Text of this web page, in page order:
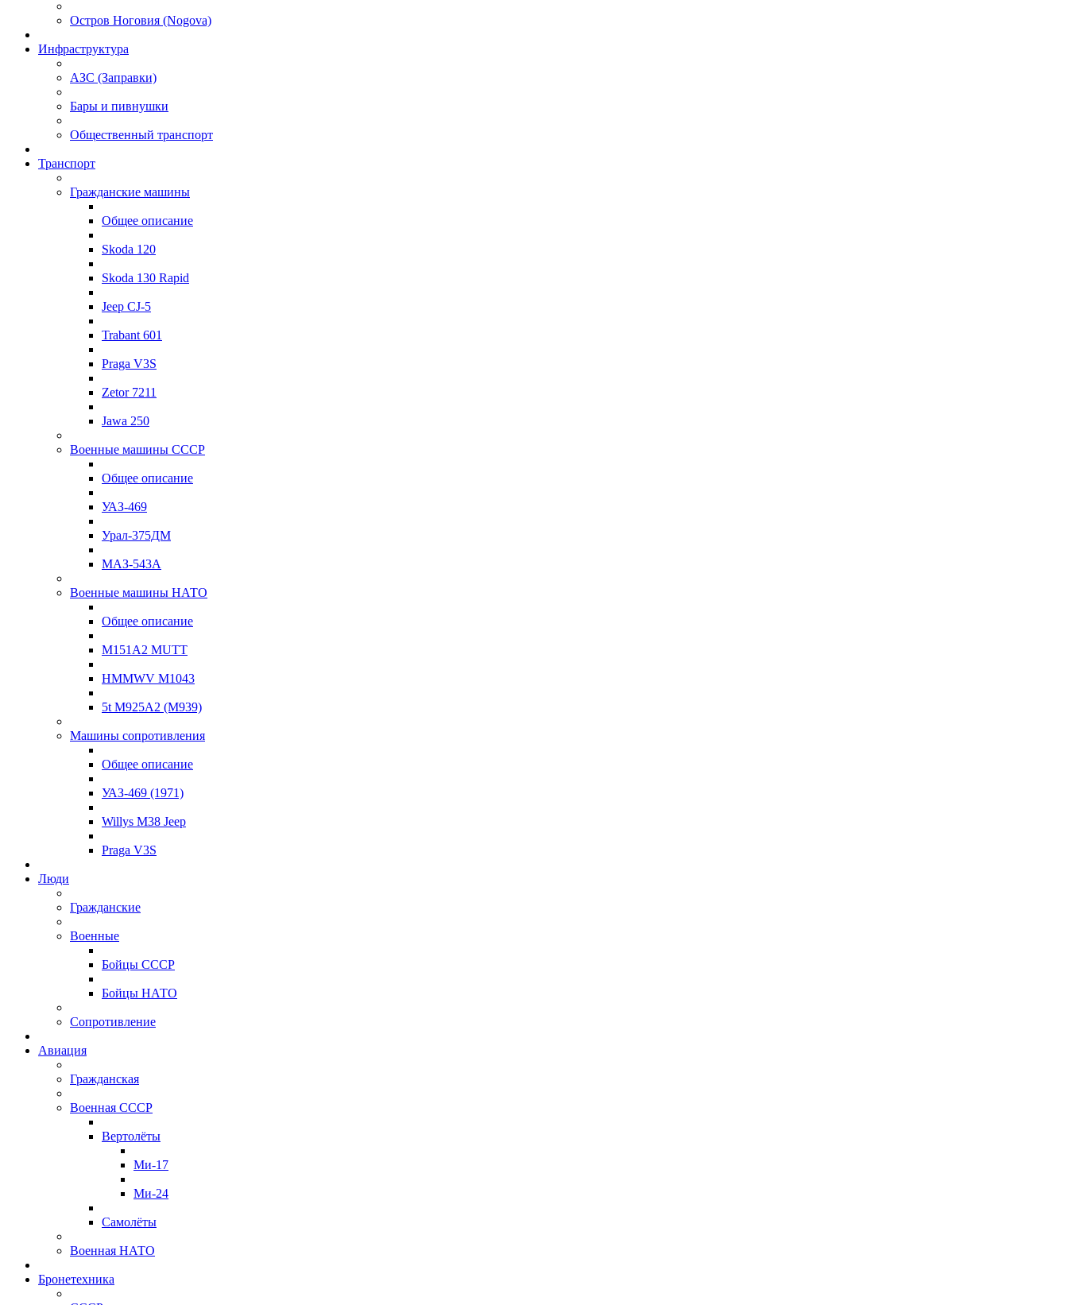
Остров Ноговия (Nogova)
Инфраструктура
АЗС (Заправки)
Бары и пивнушки
Общественный транспорт
Транспорт
Гражданские машины
Общее описание
Skoda 120
Skoda 130 Rapid
Jeep CJ-5
Trabant 601
Praga V3S
Zetor 7211
Jawa 250
Военные машины СССР
Общее описание
УАЗ-469
Урал-375ДМ
МАЗ-543А
Военные машины НАТО
Общее описание
M151A2 MUTT
HMMWV M1043
5t M925A2 (M939)
Машины сопротивления
Общее описание
УАЗ-469 (1971)
Willys M38 Jeep
Praga V3S
Люди
Гражданские
Военные
Бойцы СССР
Бойцы НАТО
Сопротивление
Авиация
Гражданская
Военная СССР
Вертолёты
Ми-17
Ми-24
Самолёты
Военная НАТО
Бронетехника